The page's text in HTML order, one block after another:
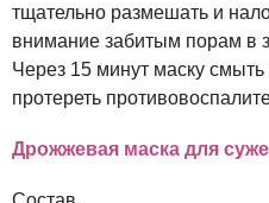
тщательно размешать и
внимание забитым порам в
Через 15 минут маску
протереть
Дрожжевая маска для